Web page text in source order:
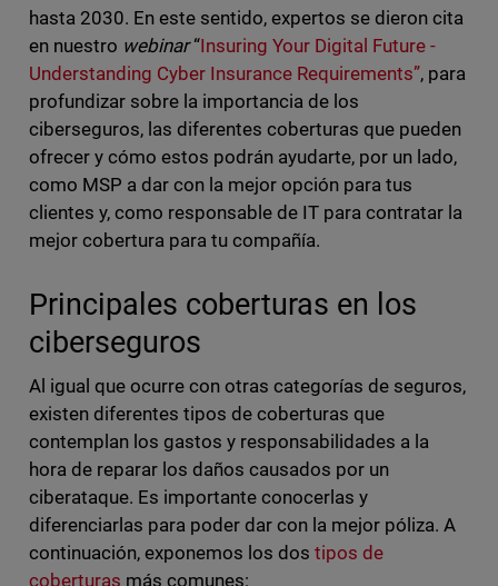
hasta 2030. En este sentido, expertos se dieron cita
en nuestro webinar“Insuring Your Digital Future -
Understanding Cyber Insurance Requirements”, para
profundizar sobre la importancia de los
ciberseguros, las diferentes coberturas que pueden
ofrecer y cómo estos podrán ayudarte, por un lado,
como MSP a dar con la mejor opción para tus
clientes y, como responsable de IT para contratar la
mejor cobertura para tu compañía.
Principales coberturas en los
ciberseguros
Al igual que ocurre con otras categorías de seguros,
existen diferentes tipos de coberturas que
contemplan los gastos y responsabilidades a la
hora de reparar los daños causados por un
ciberataque. Es importante conocerlas y
diferenciarlas para poder dar con la mejor póliza. A
continuación, exponemos los dostipos de
coberturas más comunes: